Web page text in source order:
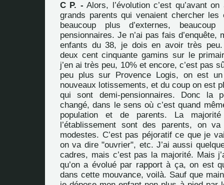
C P. - Alors, l’évolution c’est qu’avant
grands parents qui venaient chercher les
beaucoup plus d’externes,
pensionnaires. Je n’ai pas fais d’enquête,
enfants du 38, je dois en avoir très peu.
deux cent cinquante gamins sur le
j’en ai très peu, 10% et encore, c’est pas
peu plus sur Provence Logis, on est
nouveaux lotissements, et du coup on est
qui sont demi-pensionnaires. Donc la
changé, dans le sens où c’est quand
population et de parents. La
l’établissement sont des parents, on
modestes. C’est pas péjoratif ce que je
on va dire "ouvrier", etc. J’ai aussi
cadres, mais c’est pas la majorité. Mais
qu’on a évolué par rapport à ça, on est
dans cette mouvance, voilà. Sauf que